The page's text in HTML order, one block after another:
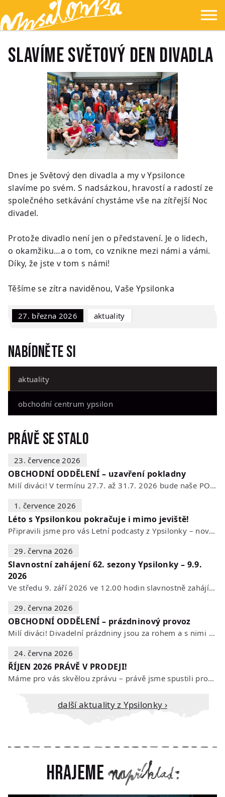
Přejít na hlavní obsah
Přejít na navigaci
Přejít na hledání
Ypsilonka ☰
SLAVÍME SVĚTOVÝ DEN DIVADLA
Dnes je Světový den divadla a my v Ypsilonce
slavíme po svém. S nadsázkou, hravostí a radostí ze
společného setkávání chystáme vše na zítřejší Noc
divadel.
Protože divadlo není jen o představení. Je o lidech,
o okamžiku…a o tom, co vznikne mezi námi a vámi.
Díky, že jste v tom s námi!
Těšíme se zítra naviděnou, Vaše Ypsilonka
27. března 2026 Aktuality
Nabídněte si
aktuality
obchodní centrum ypsilon
Právě se stalo
23. července 2026
OBCHODNÍ ODDĚLENÍ – uzavření pokladny
Milí diváci! V termínu 27.7. až 31.7. 2026 bude naše POKLADNA z technických…
1. července 2026
Léto s Ypsilonkou pokračuje i mimo jeviště!
Připravili jsme pro vás Letní podcasty z Ypsilonky – novou sérii rozhovorů s…
29. června 2026
Slavnostní zahájení 62. sezony Ypsilonky – 9.9.
2026
Ve středu 9. září 2026 ve 12.00 hodin slavnostně zahájíme novou divadelní…
29. června 2026
OBCHODNÍ ODDĚLENÍ – prázdninový provoz
Milí diváci! Divadelní prázdniny jsou za rohem a s nimi se mění i otevírací…
24. června 2026
ŘÍJEN 2026 PRÁVĚ V PRODEJI!
Máme pro vás skvělou zprávu – právě jsme spustili prodej vstupenek na říjen…
Další aktuality z Ypsilonky ›
Hrajeme